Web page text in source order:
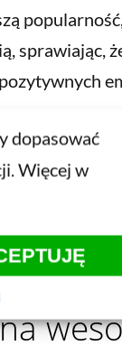
dopasować
Więcej w
sprawiając,
Takie
i
zostaje z